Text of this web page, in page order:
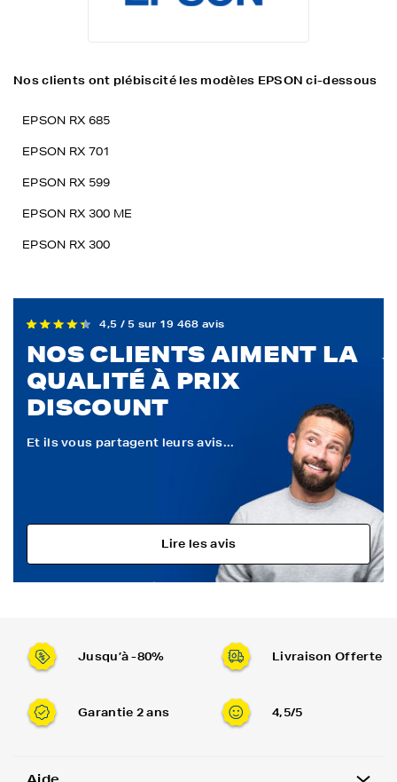
Nos clients ont plébiscité les modèles EPSON ci-dessous
EPSON RX 685
EPSON RX 701
EPSON RX 599
EPSON RX 300 ME
EPSON RX 300
4,5 / 5 sur 19 468 avis
NOS CLIENTS AIMENT LA
QUALITÉ À PRIX
DISCOUNT
Et ils vous partagent leurs avis...
Lire les avis
Jusqu’à -80% Livraison Offerte
Garantie 2 ans 4,5/5